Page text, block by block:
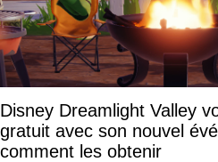
Disney Dreamlight Valley
gratuit avec son nouvel
comment les obtenir